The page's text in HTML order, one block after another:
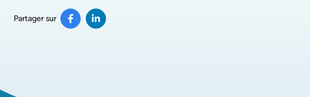
Partager sur Partager sur Facebook
(ouverture dans un nouvel onglet)
Partager sur LinkedIn
(ouverture dans un nouvel onglet)